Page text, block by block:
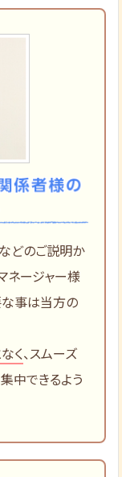
どのご説明か
ネージャー様
事は当方の
く、スムーズ
中できるよう